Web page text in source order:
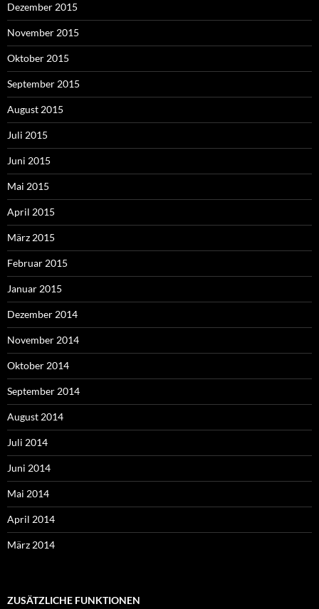
Dezember 2015
November 2015
Oktober 2015
September 2015
August 2015
Juli 2015
Juni 2015
Mai 2015
April 2015
März 2015
Februar 2015
Januar 2015
Dezember 2014
November 2014
Oktober 2014
September 2014
August 2014
Juli 2014
Juni 2014
Mai 2014
April 2014
März 2014
ZUSÄTZLICHE FUNKTIONEN